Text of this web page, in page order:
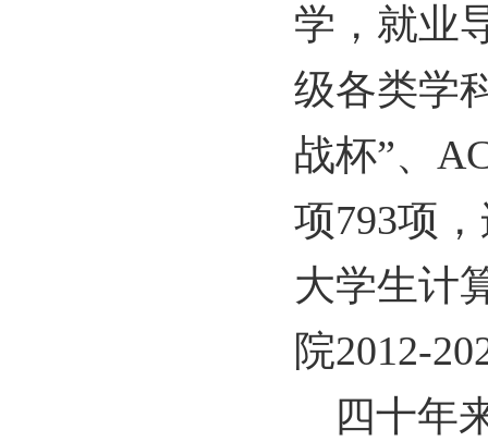
学，就业
级各类学
战杯”、
项793项
大学生计
院2012-
四十年